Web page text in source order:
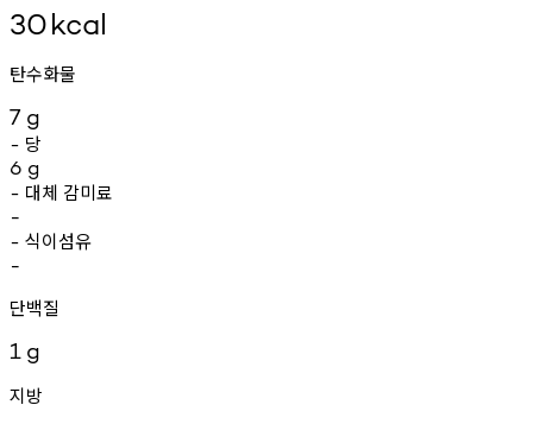
30kcal
탄수화물
7 g
- 당
6 g
- 대체 감미료
-
- 식이섬유
-
단백질
1 g
지방